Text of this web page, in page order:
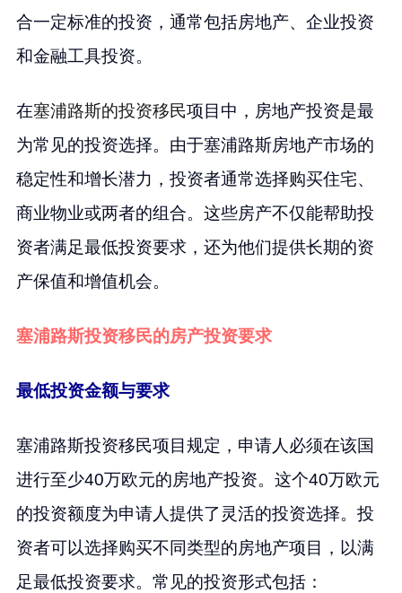
合一定标准的投资，通常包括房地产、企业投资
和金融工具投资。
在塞浦路斯的投资移民项目中，房地产投资是最
为常见的投资选择。由于塞浦路斯房地产市场的
稳定性和增长潜力，投资者通常选择购买住宅、
商业物业或两者的组合。这些房产不仅能帮助投
资者满足最低投资要求，还为他们提供长期的资
产保值和增值机会。
塞浦路斯投资移民的房产投资要求
最低投资金额与要求
塞浦路斯投资移民项目规定，申请人必须在该国
进行至少40万欧元的房地产投资。这个40万欧元
的投资额度为申请人提供了灵活的投资选择。投
资者可以选择购买不同类型的房地产项目，以满
足最低投资要求。常见的投资形式包括：